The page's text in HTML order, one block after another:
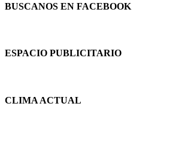
BUSCANOS EN FACEBOOK
ESPACIO PUBLICITARIO
CLIMA ACTUAL